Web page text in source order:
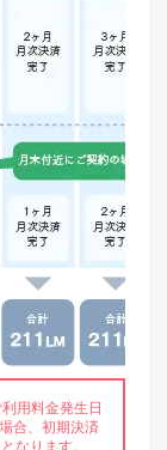
用料金発生日
合、初期決済
なります。